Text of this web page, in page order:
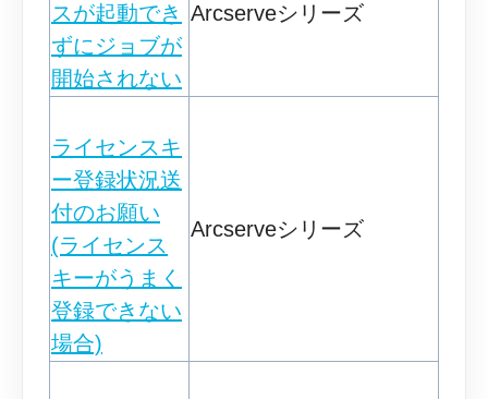
スが起動でき
ずにジョブが
開始されない
Arcserveシリーズ
ライセンスキ
ー登録状況送
付のお願い
(ライセンス
キーがうまく
登録できない
場合)
Arcserveシリーズ